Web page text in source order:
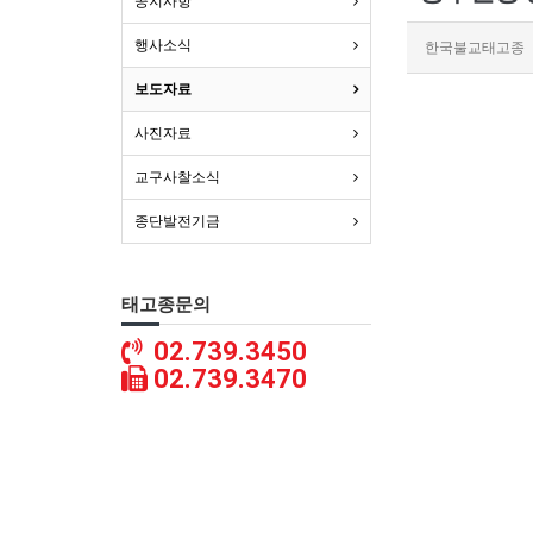
한국불교태고종
행사소식
보도자료
사진자료
교구사찰소식
종단발전기금
태고종문의
02.739.3450
02.739.3470